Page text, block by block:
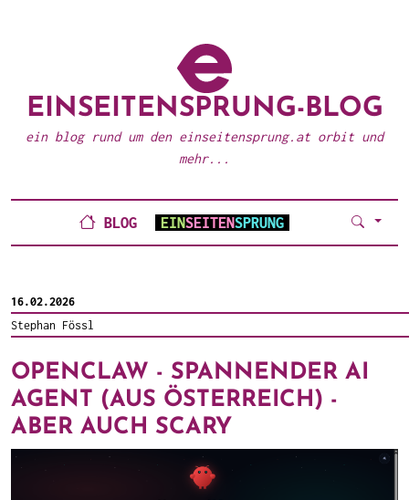
EINSEITENSPRUNG-BLOG
ein blog rund um den einseitensprung.at orbit und
mehr...
BLOG EINSEITENSPRUNG
16.02.2026
Stephan Fössl
OPENCLAW - SPANNENDER AI
AGENT (AUS ÖSTERREICH) -
ABER AUCH SCARY